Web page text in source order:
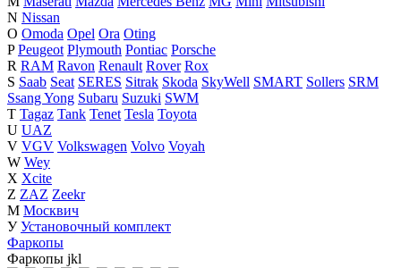
N Nissan
O Omoda Opel Ora Oting
P Peugeot Plymouth Pontiac Porsche
R RAM Ravon Renault Rover Rox
S Saab Seat SERES Sitrak Skoda SkyWell SMART Sollers SRM
Ssang Yong Subaru Suzuki SWM
T Tagaz Tank Tenet Tesla Toyota
U UAZ
V VGV Volkswagen Volvo Voyah
W Wey
X Xcite
Z ZAZ Zeekr
М Москвич
У Установочный комплект
Фаркопы
Фаркопы jkl